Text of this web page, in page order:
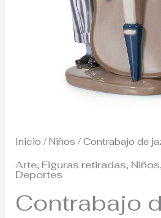
Inicio /Niños / Contrabajo de
Arte, Figuras retiradas, Niños
Deportes
Contrabajo